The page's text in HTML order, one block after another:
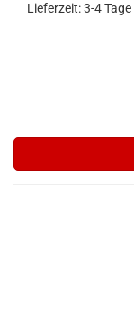
Lieferzeit: 3-4 Tage